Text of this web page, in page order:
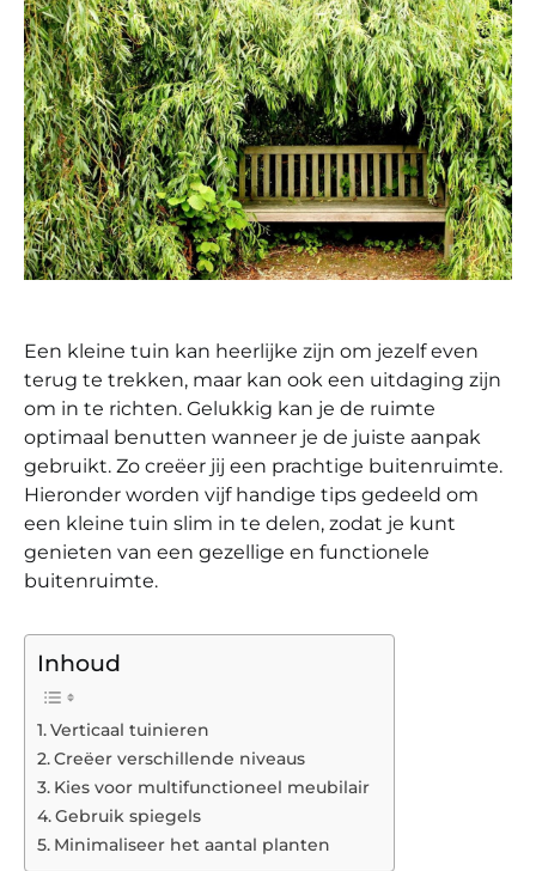
Een kleine tuin kan heerlijke zijn om jezelf even
terug te trekken, maar kan ook een uitdaging zijn
om in te richten. Gelukkig kan je de ruimte
optimaal benutten wanneer je de juiste aanpak
gebruikt. Zo creëer jij een prachtige buitenruimte.
Hieronder worden vijf handige tips gedeeld om
een kleine tuin slim in te delen, zodat je kunt
genieten van een gezellige en functionele
buitenruimte.
Inhoud
Verticaal tuinieren
Creëer verschillende niveaus
Kies voor multifunctioneel meubilair
Gebruik spiegels
Minimaliseer het aantal planten